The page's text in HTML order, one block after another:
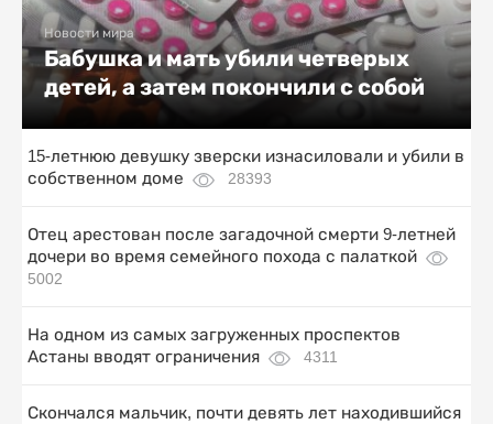
Новости мира
Бабушка и мать убили четверых
детей, а затем покончили с собой
15-летнюю девушку зверски изнасиловали и убили в
собственном доме
28393
Отец арестован после загадочной смерти 9-летней
дочери во время семейного похода с палаткой
5002
На одном из самых загруженных проспектов
Астаны вводят ограничения
4311
Скончался мальчик, почти девять лет находившийся